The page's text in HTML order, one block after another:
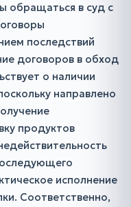
обращаться в суд с
последствий
договоров в обход
о наличии
направлено
продуктов
исполнение
Соответственно,